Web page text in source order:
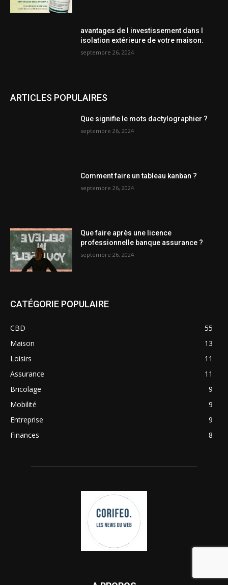
avantages de l investissement dans l
isolation extérieure de votre maison.
septembre 26, 2024
ARTICLES POPULAIRES
Que signifie le mots dactylographier ?
septembre 26, 2024
Comment faire un tableau kanban ?
septembre 26, 2024
Que faire après une licence
professionnelle banque assurance ?
septembre 26, 2024
CATÉGORIE POPULAIRE
CBD
55
Maison
13
Loisirs
11
Assurance
11
Bricolage
9
Mobilité
9
Entreprise
9
Finances
8